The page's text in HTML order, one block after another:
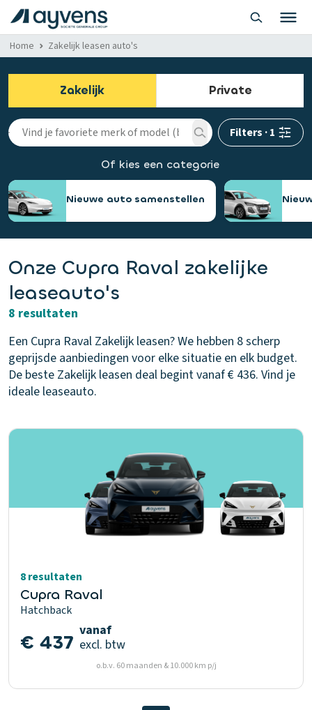
Home Zakelijk leasen auto's
Zakelijk Private
Filters ·1
Of kies een categorie
Nieuwe auto samenstellen
Onze Cupra Raval zakelijke
leaseauto's
8 resultaten
Een Cupra Raval Zakelijk leasen? We hebben 8 scherp
geprijsde aanbiedingen voor elke situatie en elk budget.
De beste Zakelijk leasen deal begint vanaf € 436. Vind je
ideale leaseauto.
8 resultaten
Cupra Raval
Hatchback
€ 437 vanaf
excl. btw
o.b.v. 60 maanden & 10.000 km p/j